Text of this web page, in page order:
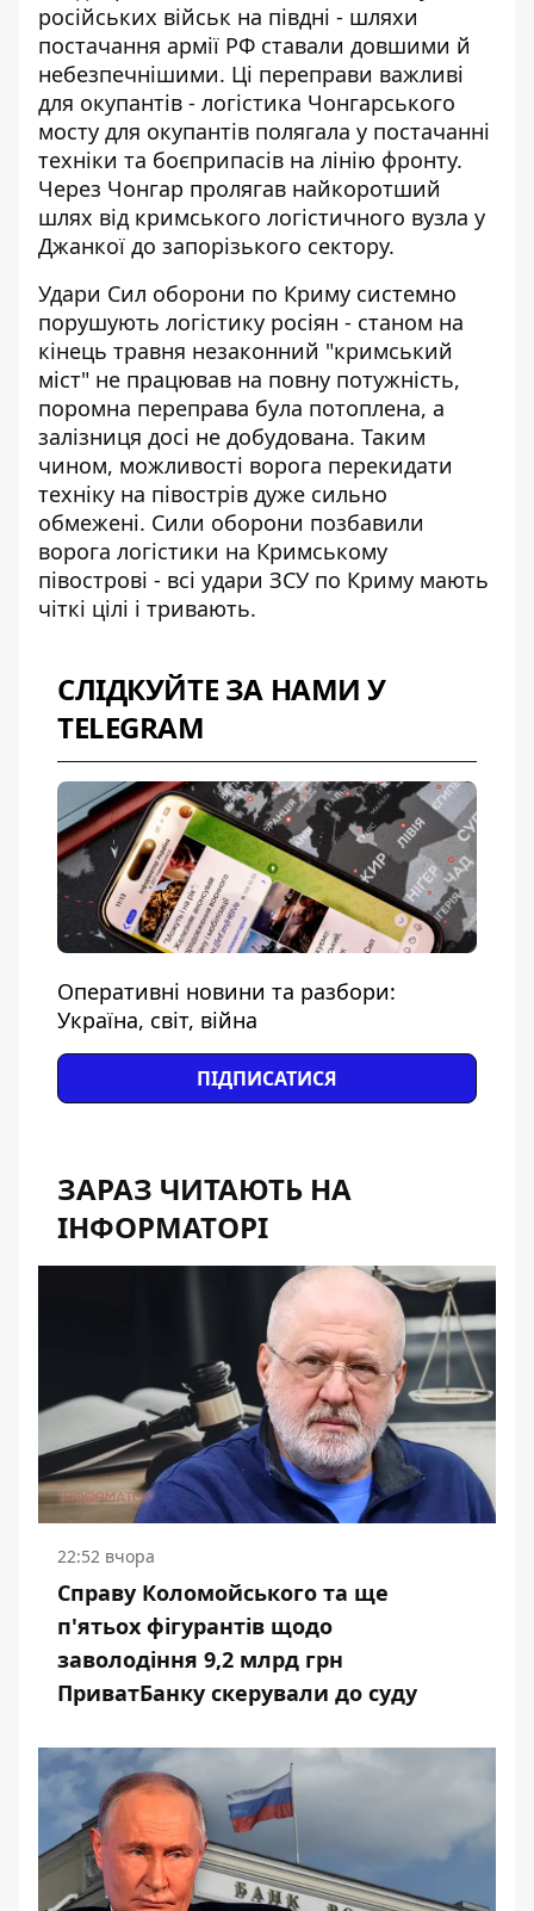
російських військ на півдні - шляхи
постачання армії РФ ставали довшими й
небезпечнішими. Ці переправи важливі
для окупантів - логістика Чонгарського
мосту для окупантів полягала у постачанні
техніки та боєприпасів на лінію фронту.
Через Чонгар пролягав найкоротший
шлях від кримського логістичного вузла у
Джанкої до запорізького сектору.
Удари Сил оборони по Криму системно
порушують логістику росіян - станом на
кінець травня незаконний "кримський
міст" не працював на повну потужність,
поромна переправа була потоплена, а
залізниця досі не добудована. Таким
чином, можливості ворога перекидати
техніку на півострів дуже сильно
обмежені. Сили оборони позбавили
ворога логістики на Кримському
півострові - всі удари ЗСУ по Криму мають
чіткі цілі і тривають.
СЛІДКУЙТЕ ЗА НАМИ У
TELEGRAM
Оперативні новини та разбори:
Україна, світ, війна
ПІДПИСАТИСЯ
ЗАРАЗ ЧИТАЮТЬ НА
ІНФОРМАТОРІ
22:52 вчора
Справу Коломойського та ще
п'ятьох фігурантів щодо
заволодіння 9,2 млрд грн
ПриватБанку скерували до суду